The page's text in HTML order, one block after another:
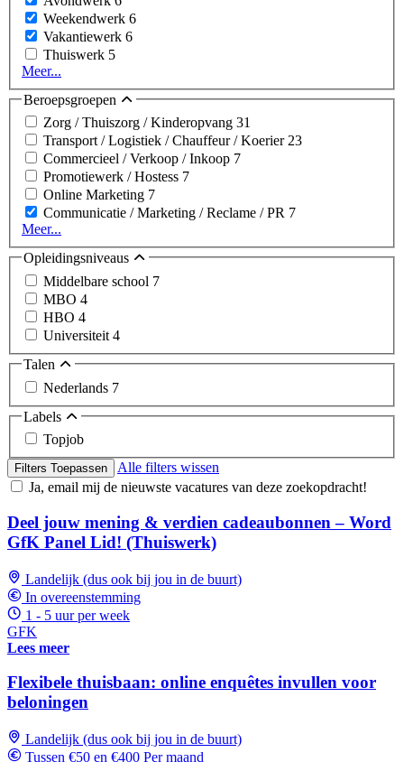
Weekendwerk 6
Vakantiewerk 6
Thuiswerk 5
Meer...
Beroepsgroepen
Zorg / Thuiszorg / Kinderopvang 31
Transport / Logistiek / Chauffeur / Koerier23
Commercieel / Verkoop / Inkoop 7
Promotiewerk / Hostess 7
Online Marketing 7
Communicatie / Marketing / Reclame / PR 7
Meer...
Opleidingsniveaus
Middelbare school 7
MBO 4
HBO 4
Universiteit 4
Talen
Nederlands 7
Labels
Topjob
Filters Toepassen
Alle filters wissen
Ja, email mij de nieuwste vacatures van deze zoekopdracht!
Deel jouw mening & verdien cadeaubonnen – Word
GfK Panel Lid! (Thuiswerk)
Landelijk (dus ook bij jou in de buurt)
In overeenstemming
1 - 5 uur per week
GFK
Lees meer
Flexibele thuisbaan: online enquêtes invullen voor
beloningen
Landelijk (dus ook bij jou in de buurt)
Tussen €50 en €400 Per maand